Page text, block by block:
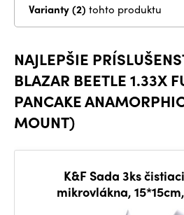
Varianty (2) tohto produktu
NAJLEPŠIE
BLAZAR BEETLE 1.33X
PANCAKE
MOUNT)
K&F Sada 3ks
mikrovlákna,